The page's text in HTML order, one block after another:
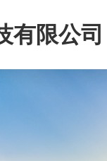
有限公司